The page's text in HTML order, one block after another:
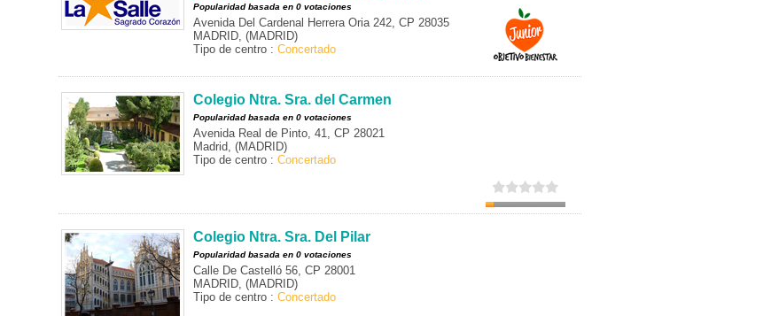
Popularidad basada en 0 votaciones
Avenida Del Cardenal Herrera Oria 242, CP 28035
MADRID, (MADRID)
Tipo de centro : Concertado
Colegio Ntra. Sra. del Carmen
Popularidad basada en 0 votaciones
Avenida Real de Pinto, 41, CP 28021
Madrid, (MADRID)
Tipo de centro : Concertado
Colegio Ntra. Sra. Del Pilar
Popularidad basada en 0 votaciones
Calle De Castelló 56, CP 28001
MADRID, (MADRID)
Tipo de centro : Concertado